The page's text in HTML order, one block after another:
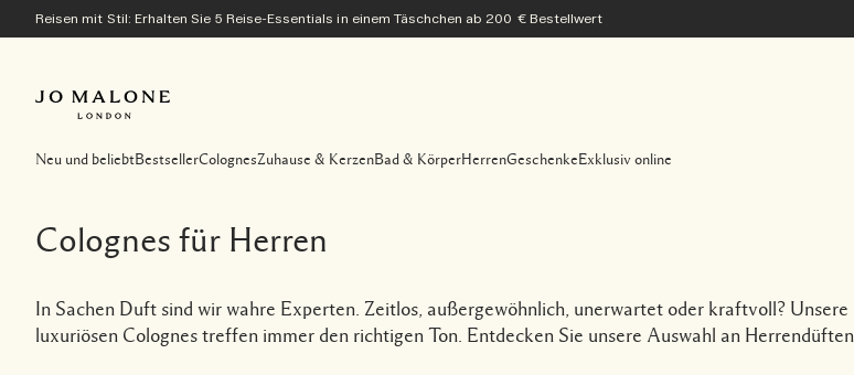
Reisen mit Stil: Erhalten Sie 5 Reise-Essentials in einem Täschchen ab 200 € Bestellwert
Neu und beliebtBestsellerColognesZuhause & KerzenBad & KörperHerrenGeschenke Exklusiv online
Colognes für Herren
In Sachen Duft sind wir wahre Experten. Zeitlos, außergewöhnlich, unerwartet oder kraftvoll? Unsere
luxuriösen Colognes treffen immer den richtigen Ton. Entdecken Sie unsere Auswahl an Herrendüften.